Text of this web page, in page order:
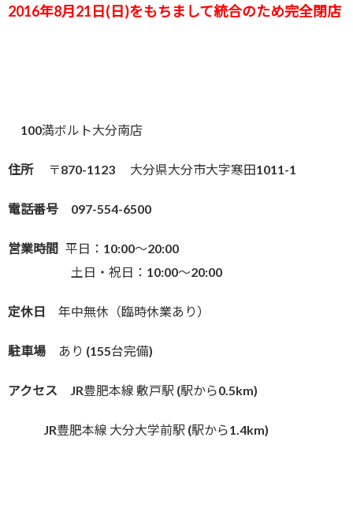
2016年8月21日(日)をもちまして統合のため完全閉店
100満ボルト大分南店
住所〒870-1123 大分県大分市大字寒田1011-1
電話番号 097-554-6500
営業時間 平日：10:00～20:00
土日・祝日：10:00～20:00
定休日 年中無休（臨時休業あり）
駐車場 あり (155台完備)
アクセス JR豊肥本線 敷戸駅 (駅から0.5km)
JR豊肥本線 大分大学前駅 (駅から1.4km)